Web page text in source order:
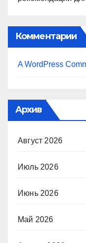
Комментарии
A WordPress
Архив
Август 2026
Июль 2026
Июнь 2026
Май 2026